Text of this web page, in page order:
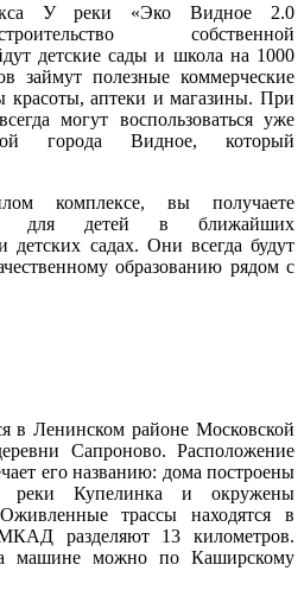
У реки «Эко Видное 2.0
собственной
детские сады и школа на 1000
займут полезные коммерческие
красоты, аптеки и магазины. При
могут воспользоваться уже
города Видное, который
комплексе, вы получаете
для детей в ближайших
детских садах. Они всегда будут
образованию рядом с
в Ленинском районе Московской
Сапроново. Расположение
его названию: дома построены
реки Купелинка и окружены
трассы находятся в
разделяют 13 километров.
машине можно по Каширскому